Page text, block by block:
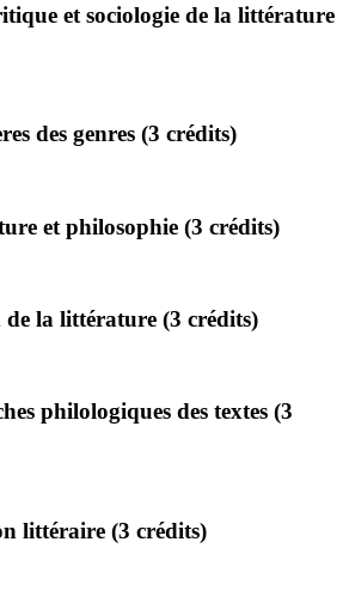
et sociologie de la littérature
des genres (3 crédits)
et philosophie (3 crédits)
la littérature (3 crédits)
philologiques des textes (3
littéraire (3 crédits)